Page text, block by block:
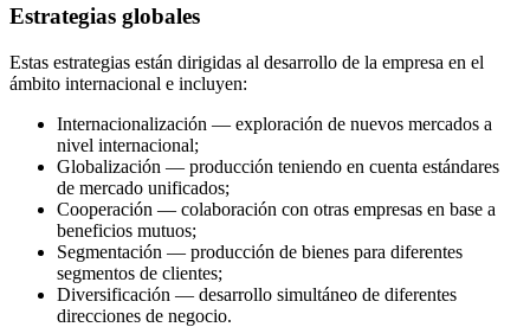
Estrategias globales
Estas estrategias están dirigidas al desarrollo de la empresa en el
ámbito internacional e incluyen:
Internacionalización — exploración de nuevos mercados a
nivel internacional;
Globalización — producción teniendo en cuenta estándares
de mercado unificados;
Cooperación — colaboración con otras empresas en base a
beneficios mutuos;
Segmentación — producción de bienes para diferentes
segmentos de clientes;
Diversificación — desarrollo simultáneo de diferentes
direcciones de negocio.